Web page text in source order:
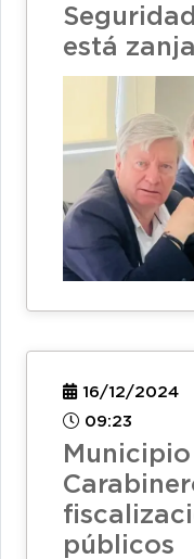
está
16/12/2024
09:23
públicos